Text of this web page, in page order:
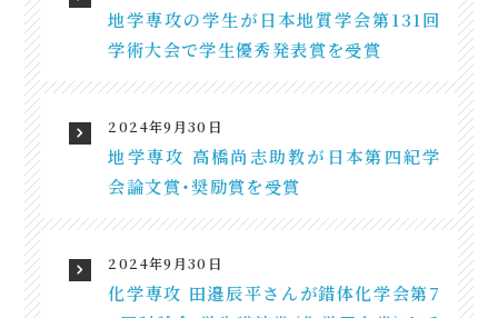
地学専攻の学生が日本地質学会第131回
学術大会で学生優秀発表賞を受賞
2024年9月30日
地学専攻 高橋尚志助教が日本第四紀学
会論文賞・奨励賞を受賞
2024年9月30日
化学専攻 田邉辰平さんが錯体化学会第7